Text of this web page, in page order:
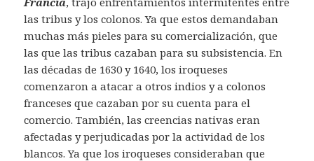
las tribus y los colonos. Ya que estos demandaban
muchas más pieles para su comercialización, que
las que las tribus cazaban para su subsistencia. En
las décadas de 1630 y 1640, los iroqueses
comenzaron a atacar a otros indios y a colonos
franceses que cazaban por su cuenta para el
comercio. También, las creencias nativas eran
afectadas y perjudicadas por la actividad de los
blancos. Ya que los iroqueses consideraban que